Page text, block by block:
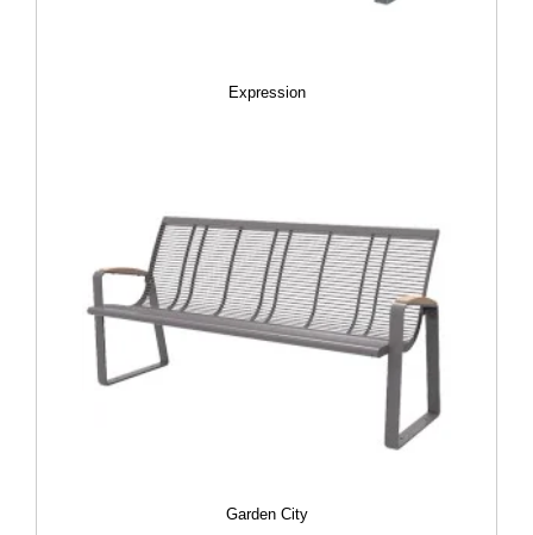
Expression
Garden City